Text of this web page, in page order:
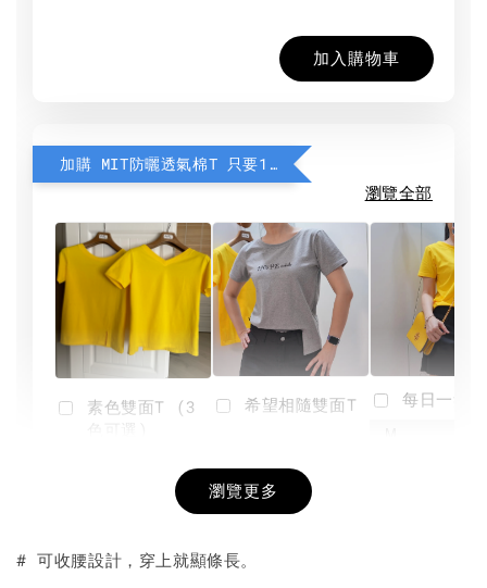
加入購物車
加購 MIT防曬透氣棉T 只要190元
瀏覽全部
素色雙面T (3
+
希望相隨雙面T
NT$ 190
-
每日一笑
瀏覽更多
# 可收腰設計，穿上就顯條長。